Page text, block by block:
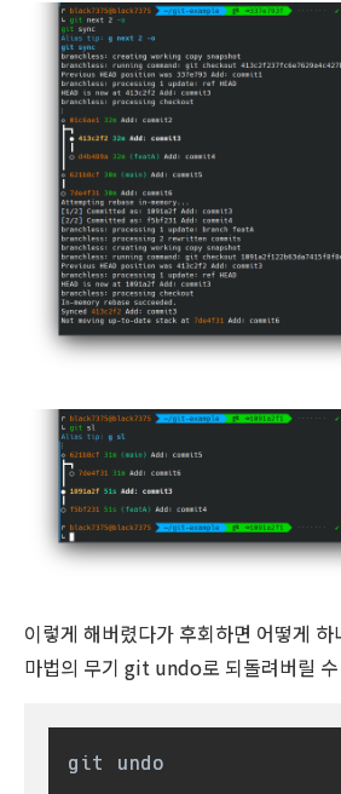
이렇게 해버렸다가 후회하면 어떻게 하
마법의 무기 git undo로 되돌려버릴
git undo